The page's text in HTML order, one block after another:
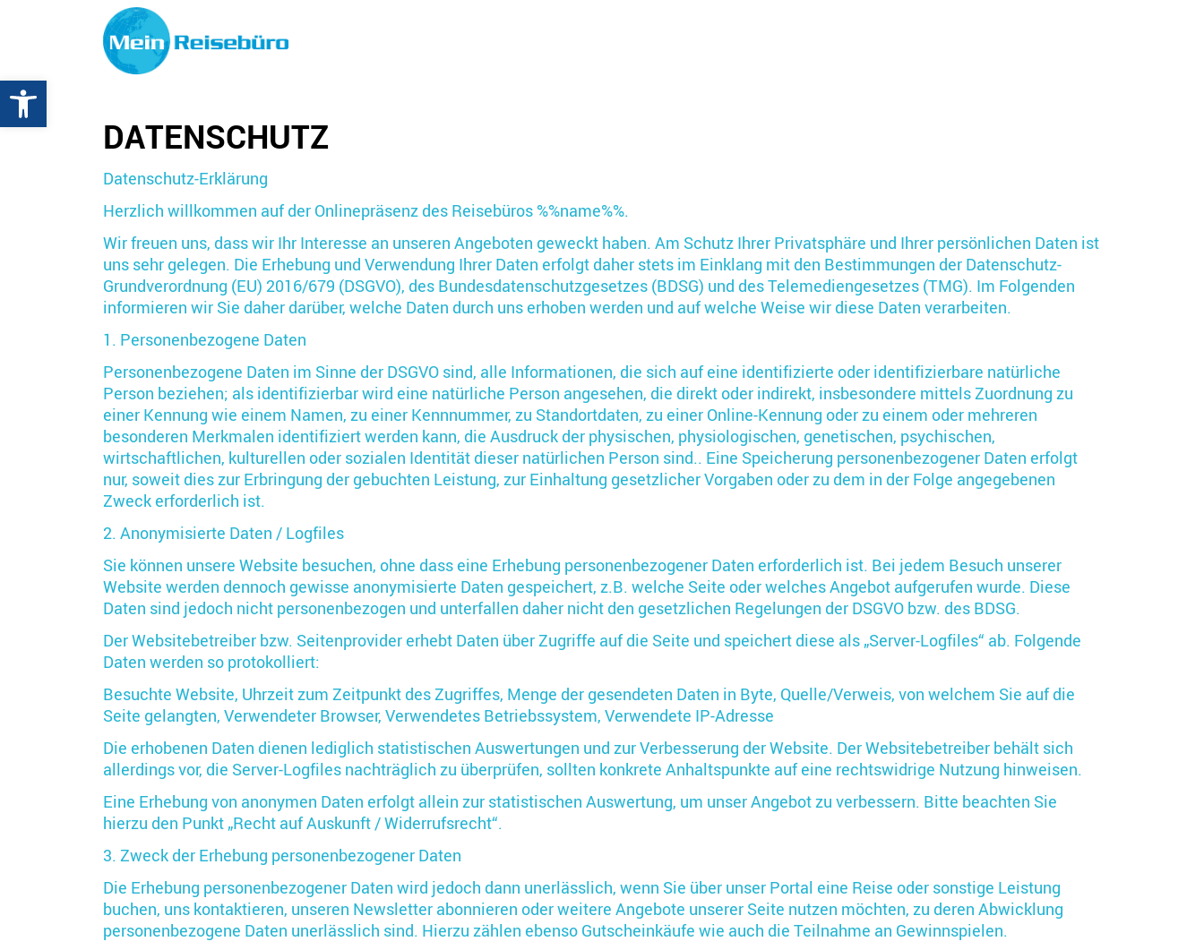
Werkzeugleiste öffnen
DATENSCHUTZ
Datenschutz-Erklärung
Herzlich willkommen auf der Onlinepräsenz des Reisebüros %%name%%.
Wir freuen uns, dass wir Ihr Interesse an unseren Angeboten geweckt haben. Am Schutz Ihrer Privatsphäre und Ihrer persönlichen Daten ist
uns sehr gelegen. Die Erhebung und Verwendung Ihrer Daten erfolgt daher stets im Einklang mit den Bestimmungen der Datenschutz-
Grundverordnung (EU) 2016/679 (DSGVO), des Bundesdatenschutzgesetzes (BDSG) und des Telemediengesetzes (TMG). Im Folgenden
informieren wir Sie daher darüber, welche Daten durch uns erhoben werden und auf welche Weise wir diese Daten verarbeiten.
1. Personenbezogene Daten
Personenbezogene Daten im Sinne der DSGVO sind, alle Informationen, die sich auf eine identifizierte oder identifizierbare natürliche
Person beziehen; als identifizierbar wird eine natürliche Person angesehen, die direkt oder indirekt, insbesondere mittels Zuordnung zu
einer Kennung wie einem Namen, zu einer Kennnummer, zu Standortdaten, zu einer Online-Kennung oder zu einem oder mehreren
besonderen Merkmalen identifiziert werden kann, die Ausdruck der physischen, physiologischen, genetischen, psychischen,
wirtschaftlichen, kulturellen oder sozialen Identität dieser natürlichen Person sind.. Eine Speicherung personenbezogener Daten erfolgt
nur, soweit dies zur Erbringung der gebuchten Leistung, zur Einhaltung gesetzlicher Vorgaben oder zu dem in der Folge angegebenen
Zweck erforderlich ist.
2. Anonymisierte Daten / Logfiles
Sie können unsere Website besuchen, ohne dass eine Erhebung personenbezogener Daten erforderlich ist. Bei jedem Besuch unserer
Website werden dennoch gewisse anonymisierte Daten gespeichert, z.B. welche Seite oder welches Angebot aufgerufen wurde. Diese
Daten sind jedoch nicht personenbezogen und unterfallen daher nicht den gesetzlichen Regelungen der DSGVO bzw. des BDSG.
Der Websitebetreiber bzw. Seitenprovider erhebt Daten über Zugriffe auf die Seite und speichert diese als „Server-Logfiles“ ab. Folgende
Daten werden so protokolliert:
Besuchte Website, Uhrzeit zum Zeitpunkt des Zugriffes, Menge der gesendeten Daten in Byte, Quelle/Verweis, von welchem Sie auf die
Seite gelangten, Verwendeter Browser, Verwendetes Betriebssystem, Verwendete IP-Adresse
Die erhobenen Daten dienen lediglich statistischen Auswertungen und zur Verbesserung der Website. Der Websitebetreiber behält sich
allerdings vor, die Server-Logfiles nachträglich zu überprüfen, sollten konkrete Anhaltspunkte auf eine rechtswidrige Nutzung hinweisen.
Eine Erhebung von anonymen Daten erfolgt allein zur statistischen Auswertung, um unser Angebot zu verbessern. Bitte beachten Sie
hierzu den Punkt „Recht auf Auskunft / Widerrufsrecht“.
3. Zweck der Erhebung personenbezogener Daten
Die Erhebung personenbezogener Daten wird jedoch dann unerlässlich, wenn Sie über unser Portal eine Reise oder sonstige Leistung
buchen, uns kontaktieren, unseren Newsletter abonnieren oder weitere Angebote unserer Seite nutzen möchten, zu deren Abwicklung
personenbezogene Daten unerlässlich sind. Hierzu zählen ebenso Gutscheinkäufe wie auch die Teilnahme an Gewinnspielen.